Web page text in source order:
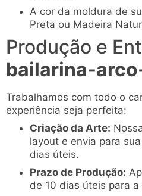
A cor da moldura de
Preta ou Madeira
Produção e
bailarina-
Trabalhamos com todo o
experiência seja perfeita:
Criação da Arte:
layout e envia para
dias úteis.
Prazo de Produção:
de 10 dias úteis para